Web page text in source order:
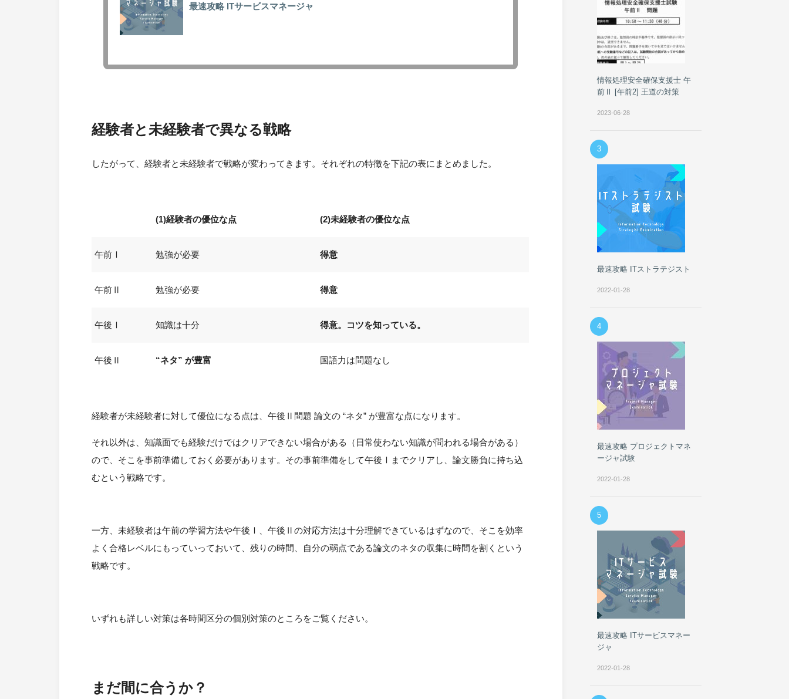
最速攻略 ITサービスマネージャ
経験者と未経験者で異なる戦略
したがって、経験者と未経験者で戦略が変わってきます。それぞれの特徴を下記の表にまとめました。
(1)経験者の優位な点 (2)未経験者の優位な点
午前Ⅰ 勉強が必要 得意
午前Ⅱ 勉強が必要 得意
午後Ⅰ 知識は十分 得意。コツを知っている。
午後Ⅱ “ネタ” が豊富 国語力は問題なし
経験者が未経験者に対して優位になる点は、午後Ⅱ問題 論文の “ネタ” が豊富な点になります。
それ以外は、知識面でも経験だけではクリアできない場合がある（日常使わない知識が問われる場合がある）
ので、そこを事前準備しておく必要があります。その事前準備をして午後Ⅰまでクリアし、論文勝負に持ち込
むという戦略です。
一方、未経験者は午前の学習方法や午後Ⅰ、午後Ⅱの対応方法は十分理解できているはずなので、そこを効率
よく合格レベルにもっていっておいて、残りの時間、自分の弱点である論文のネタの収集に時間を割くという
戦略です。
いずれも詳しい対策は各時間区分の個別対策のところをご覧ください。
まだ間に合うか？
情報処理安全確保支援士 午
前Ⅱ [午前2] 王道の対策
2023-06-28
3
最速攻略 ITストラテジスト
2022-01-28
4
最速攻略 プロジェクトマネ
ージャ試験
2022-01-28
5
最速攻略 ITサービスマネー
ジャ
2022-01-28